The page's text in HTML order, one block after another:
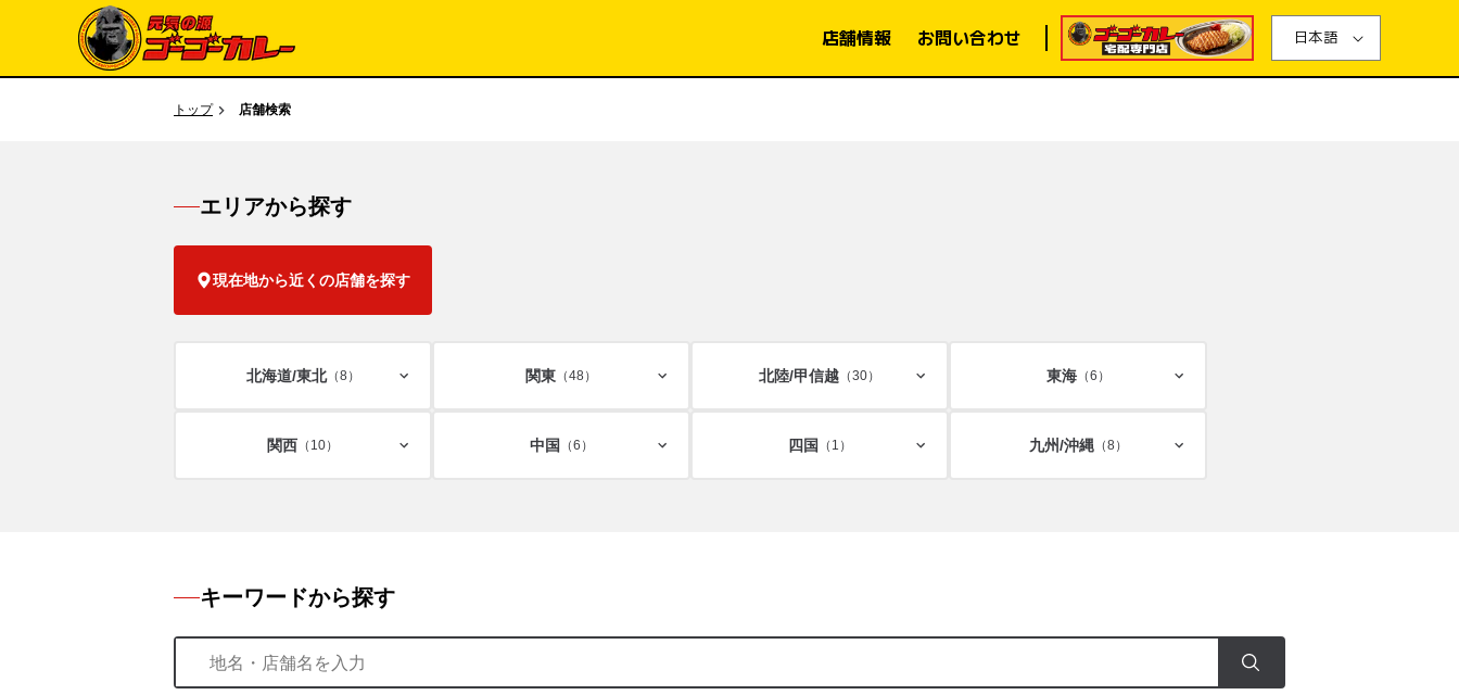
店舗情報 お問い合わせ 日本語
トップ 店舗検索
エリアから探す
現在地から近くの店舗を探す
北海道/東北（8） 関東 （48） 北陸/甲信越 （30） 東海（6）
関西 （10） 中国 （6） 四国 （1） 九州/沖縄（8）
キーワードから探す